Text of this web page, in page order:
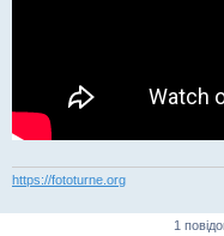
https://fototurne.org
1